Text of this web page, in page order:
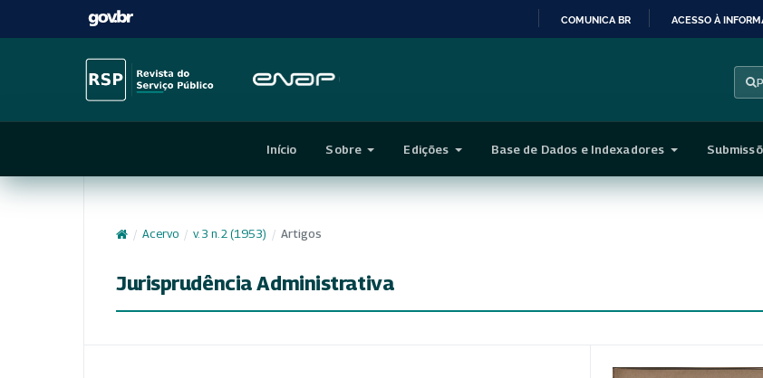
CONTEÚDO
COMUNICA BR ACESSO À
Início Sobre Edições Base de Dados e Indexadores
/ Acervo / v. 3 n. 2 (1953) / Artigos
Jurisprudência Administrativa